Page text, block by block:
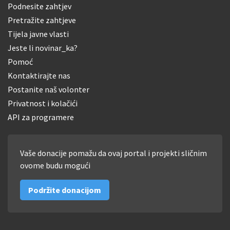
Podnesite zahtjev
Pretražite zahtjeve
Tijela javne vlasti
Jeste li novinar_ka?
Pomoć
Kontaktirajte nas
Postanite naš volonter
Privatnost i kolačići
API za programere
Vaše donacije pomažu da ovaj portal i projekti sličnim
ovome budu mogući
Podržite donacijom